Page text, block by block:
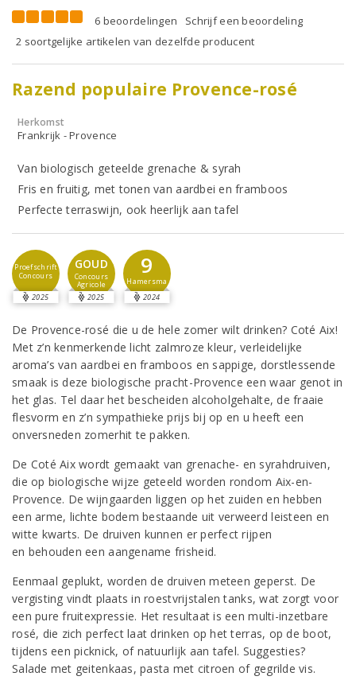
6 beoordelingen
Schrijf een beoordeling
2 soortgelijke artikelen van dezelfde producent
Razend populaire Provence-rosé
Herkomst
Frankrijk - Provence
Van biologisch geteelde grenache & syrah
Fris en fruitig, met tonen van aardbei en framboos
Perfecte terraswijn, ook heerlijk aan tafel
Proefschrift
Concours
2025
GOUD
Concours
Agricole
2025
9
Hamersma
2024
De Provence-rosé die u de hele zomer wilt drinken? Coté Aix!
Met z’n kenmerkende licht zalmroze kleur, verleidelijke
aroma’s van aardbei en framboos en sappige, dorstlessende
smaak is deze biologische pracht-Provence een waar genot in
het glas. Tel daar het bescheiden alcoholgehalte, de fraaie
flesvorm en z’n sympathieke prijs bij op en u heeft een
onversneden zomerhit te pakken.
De Coté Aix wordt gemaakt van grenache- en syrahdruiven,
die op biologische wijze geteeld worden rondom Aix-en-
Provence. De wijngaarden liggen op het zuiden en hebben
een arme, lichte bodem bestaande uit verweerd leisteen en
witte kwarts. De druiven kunnen er perfect rijpen
en behouden een aangename frisheid.
Eenmaal geplukt, worden de druiven meteen geperst. De
vergisting vindt plaats in roestvrijstalen tanks, wat zorgt voor
een pure fruitexpressie. Het resultaat is een multi-inzetbare
rosé, die zich perfect laat drinken op het terras, op de boot,
tijdens een picknick, of natuurlijk aan tafel. Suggesties?
Salade met geitenkaas, pasta met citroen of gegrilde vis.